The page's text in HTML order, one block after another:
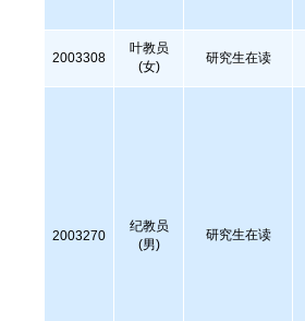
2003308
叶教员
(女)
研究生在读
2003270
纪教员
(男)
研究生在读